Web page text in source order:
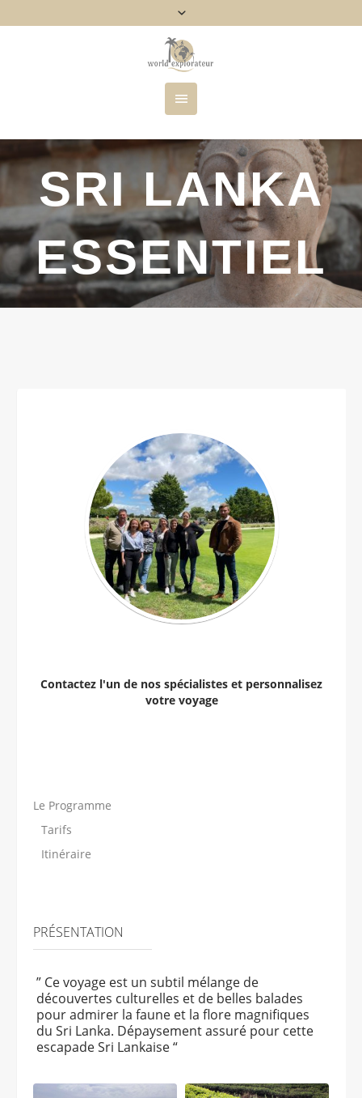
SRI LANKA
ESSENTIEL
Contactez l'un de nos spécialistes et personnalisez
votre voyage
Le Programme
Tarifs
Itinéraire
PRÉSENTATION
” Ce voyage est un subtil mélange de
découvertes culturelles et de belles balades
pour admirer la faune et la flore magnifiques
du Sri Lanka. Dépaysement assuré pour cette
escapade Sri Lankaise “